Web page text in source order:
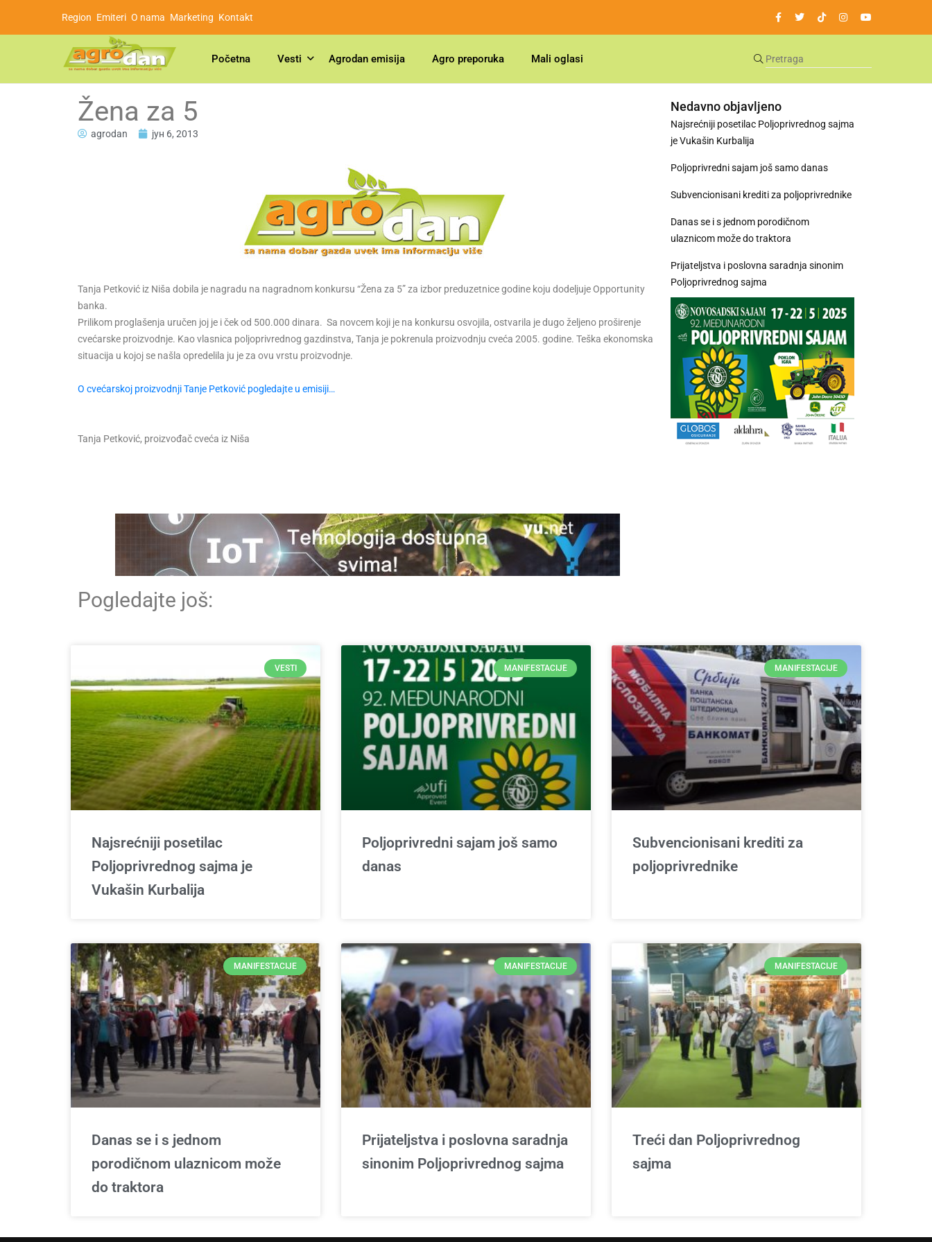
Region Emiteri O nama Marketing Kontakt
Početna Vesti Agrodan emisija Agro preporuka Mali oglasi
Žena za 5
agrodan јун 6, 2013
Tanja Petković iz Niša dobila je nagradu na nagradnom konkursu “Žena za 5” za izbor preduzetnice godine koju dodeljuje Opportunity
banka.
Prilikom proglašenja uručen joj je i ček od 500.000 dinara. Sa novcem koji je na konkursu osvojila, ostvarila je dugo željeno proširenje
cvećarske proizvodnje. Kao vlasnica poljoprivrednog gazdinstva, Tanja je pokrenula proizvodnju cveća 2005. godine. Teška ekonomska
situacija u kojoj se našla opredelila ju je za ovu vrstu proizvodnje.
O cvećarskoj proizvodnji Tanje Petković pogledajte u emisiji…
Tanja Petković, proizvođač cveća iz Niša
Pogledajte još:
Nedavno objavljeno
Najsrećniji posetilac Poljoprivrednog sajma
je Vukašin Kurbalija
Poljoprivredni sajam još samo danas
Subvencionisani krediti za poljoprivrednike
Danas se i s jednom porodičnom
ulaznicom može do traktora
Prijateljstva i poslovna saradnja sinonim
Poljoprivrednog sajma
VESTI
Najsrećniji posetilac
Poljoprivrednog sajma je
Vukašin Kurbalija
MANIFESTACIJE
Poljoprivredni sajam još samo
danas
MANIFESTACIJE
Subvencionisani krediti za
poljoprivrednike
MANIFESTACIJE
Danas se i s jednom
porodičnom ulaznicom može
do traktora
MANIFESTACIJE
Prijateljstva i poslovna saradnja
sinonim Poljoprivrednog sajma
MANIFESTACIJE
Treći dan Poljoprivrednog
sajma